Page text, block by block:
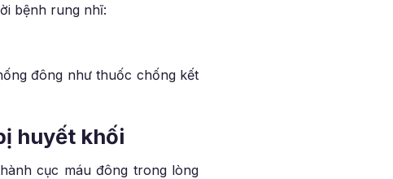
bệnh rung nhĩ:
đông như thuốc chống kết
huyết khối
cục máu đông trong lòng